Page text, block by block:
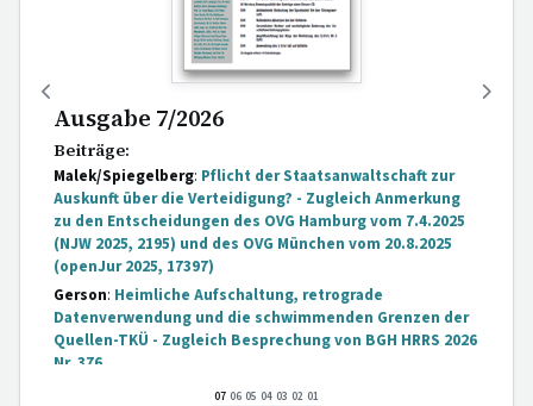
07 06 05 04 03 02 01
Ausgabe 7/2026
Beiträge:
Malek/Spiegelberg: Pflicht der Staatsanwaltschaft zur
Auskunft über die Verteidigung? - Zugleich Anmerkung
zu den Entscheidungen des OVG Hamburg vom 7.4.2025
(NJW 2025, 2195) und des OVG München vom 20.8.2025
(openJur 2025, 17397)
Gerson: Heimliche Aufschaltung, retrograde
Datenverwendung und die schwimmenden Grenzen der
Quellen-TKÜ - Zugleich Besprechung von BGH HRRS 2026
Nr. 376